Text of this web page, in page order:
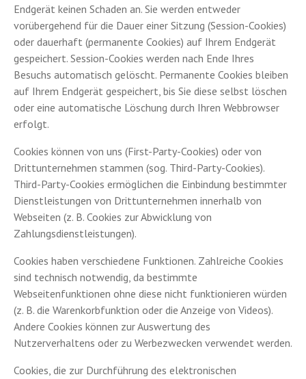
Endgerät keinen Schaden an. Sie werden entweder
vorübergehend für die Dauer einer Sitzung (Session-Cookies)
oder dauerhaft (permanente Cookies) auf Ihrem Endgerät
gespeichert. Session-Cookies werden nach Ende Ihres
Besuchs automatisch gelöscht. Permanente Cookies bleiben
auf Ihrem Endgerät gespeichert, bis Sie diese selbst löschen
oder eine automatische Löschung durch Ihren Webbrowser
erfolgt.
Cookies können von uns (First-Party-Cookies) oder von
Drittunternehmen stammen (sog. Third-Party-Cookies).
Third-Party-Cookies ermöglichen die Einbindung bestimmter
Dienstleistungen von Drittunternehmen innerhalb von
Webseiten (z. B. Cookies zur Abwicklung von
Zahlungsdienstleistungen).
Cookies haben verschiedene Funktionen. Zahlreiche Cookies
sind technisch notwendig, da bestimmte
Webseitenfunktionen ohne diese nicht funktionieren würden
(z. B. die Warenkorbfunktion oder die Anzeige von Videos).
Andere Cookies können zur Auswertung des
Nutzerverhaltens oder zu Werbezwecken verwendet werden.
Cookies, die zur Durchführung des elektronischen